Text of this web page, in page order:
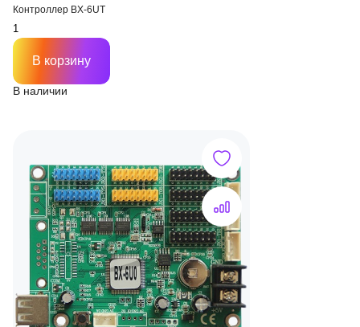
Контроллер BX-6UT
В наличии
В корзину